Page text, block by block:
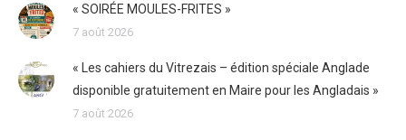
« SOIRÉE MOULES-FRITES »
7 août 2026
« Les cahiers du Vitrezais – édition spéciale Anglade
disponible gratuitement en Maire pour les Angladais »
7 août 2026